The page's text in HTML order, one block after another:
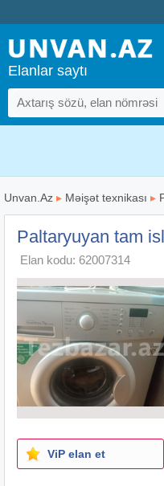
Elanlar saytı
Unvan.Az ▸ Məişət texnikası ▸
Paltaryuyan tam
Elan kodu: 62007314
ViP elan et